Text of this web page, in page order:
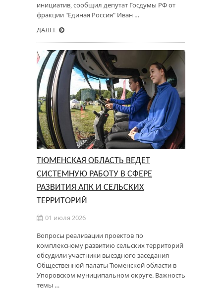
инициатив, сообщил депутат Госдумы РФ от
фракции "Единая Россия" Иван …
ДАЛЕЕ
ТЮМЕНСКАЯ ОБЛАСТЬ ВЕДЕТ
СИСТЕМНУЮ РАБОТУ В СФЕРЕ
РАЗВИТИЯ АПК И СЕЛЬСКИХ
ТЕРРИТОРИЙ
01 июля 2026
Вопросы реализации проектов по
комплексному развитию сельских территорий
обсудили участники выездного заседания
Общественной палаты Тюменской области в
Упоровском муниципальном округе. Важность
темы …